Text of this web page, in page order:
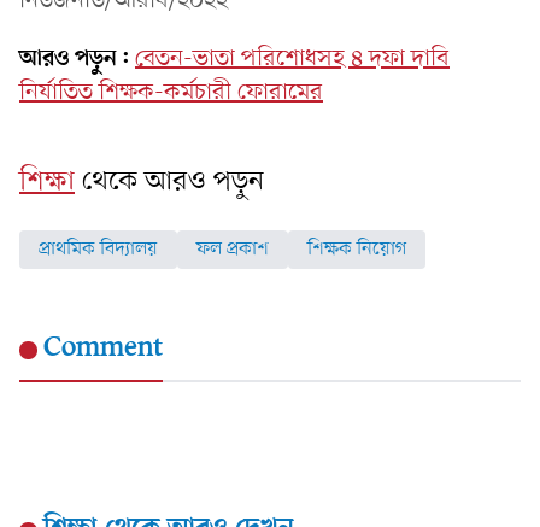
আরও পড়ুন: বেতন-ভাতা পরিশোধসহ ৪ দফা দাবি
নির্যাতিত শিক্ষক-কর্মচারী ফোরামের
শিক্ষাথেকে আরও পড়ুন
প্রাথমিক বিদ্যালয় ফল প্রকাশ শিক্ষক নিয়োগ
Comment